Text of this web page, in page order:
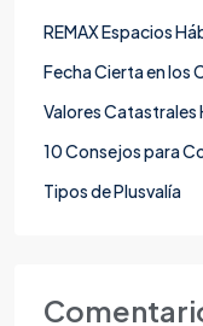
REMAX Espacios
Fecha Cierta en los
Valores
10 Consejos para
Tipos de Plusvalía